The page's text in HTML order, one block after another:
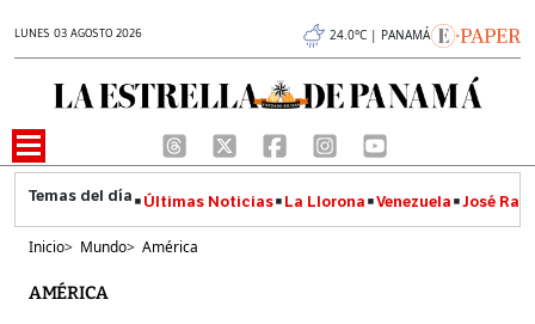
LUNES 03 AGOSTO 2026 24.0°C | PANAMÁ
Últimas Noticias La Llorona Venezuela José
Inicio> Mundo> América
AMÉRICA